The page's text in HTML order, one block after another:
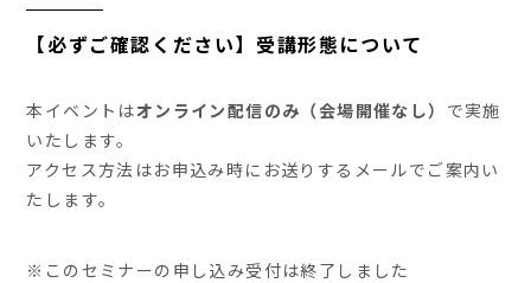
【必ずご確認ください】受講形態について
本イベントはオンライン配信のみ（会場開催なし） で実施
いたします。
アクセス方法はお申込み時にお送りするメールでご案内い
たします。
※このセミナーの申し込み受付は終了しました